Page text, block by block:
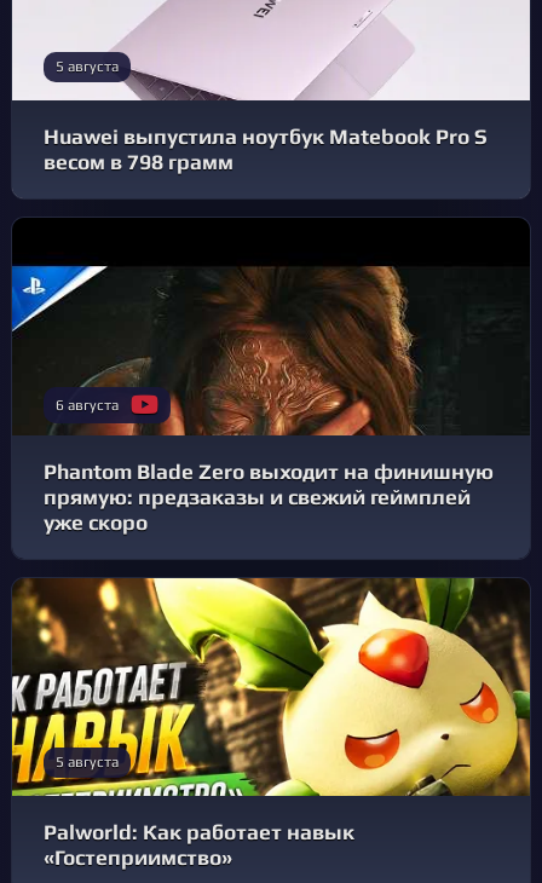
5 августа
Huawei выпустила ноутбук Matebook Pro S
весом в 798 грамм
6 августа
Phantom Blade Zero выходит на финишную
прямую: предзаказы и свежий геймплей
уже скоро
5 августа
Palworld: Как работает навык
«Гостеприимство»